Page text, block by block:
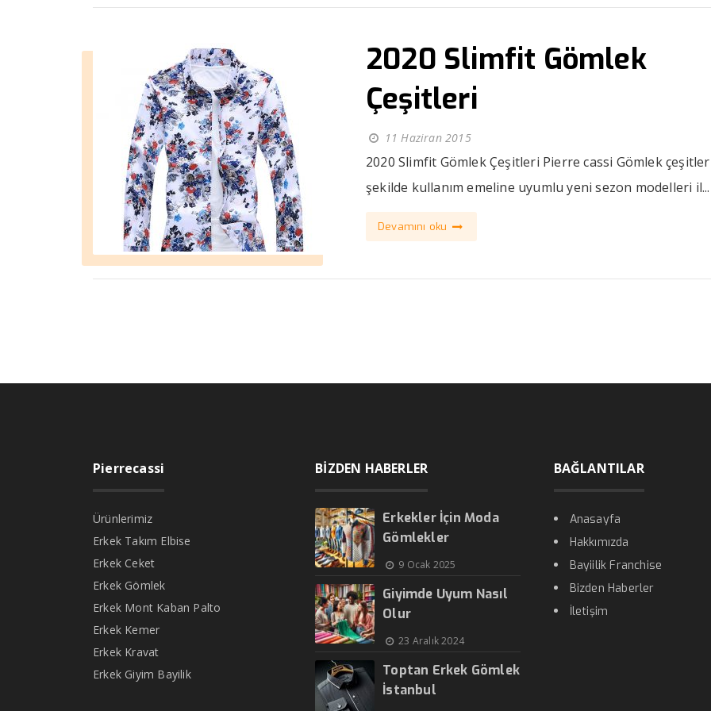
2020 Slimfit Gömlek
Çeşitleri
11 Haziran 2015
2020 Slimfit Gömlek Çeşitleri Pierre cassi Gömlek
şekilde kullanım emeline uyumlu yeni sezon modelleri il...
Devamını oku
Pierrecassi
Ürünlerimiz
Erkek Takım Elbise
Erkek Ceket
Erkek Gömlek
Erkek Mont Kaban Palto
Erkek Kemer
Erkek Kravat
Erkek Giyim Bayilik
BİZDEN HABERLER
Erkekler İçin Moda
Gömlekler
9 Ocak 2025
Giyimde Uyum Nasıl
Olur
23 Aralık 2024
Toptan Erkek Gömlek
İstanbul
BAĞLANTILAR
Anasayfa
Hakkımızda
Bayiilik Franchise
Bizden Haberler
İletişim